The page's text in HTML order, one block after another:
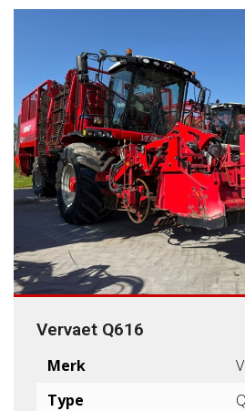
Vervaet Q616
Merk
Type